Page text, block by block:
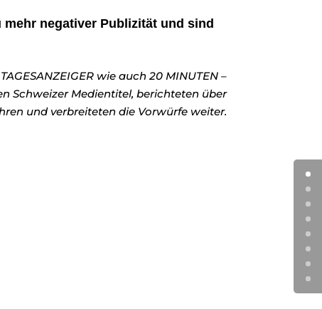
mehr negativer Publizität und sind
wie auch 20 MINUTEN –
Schweizer Medientitel, berichteten über
und verbreiteten die Vorwürfe weiter.